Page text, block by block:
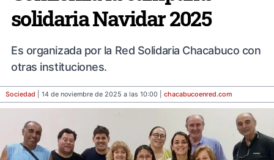
solidaria Navidar 2025
Es organizada por la Red Solidaria Chacabuco con
otras instituciones.
Sociedad | 14 de noviembre de 2025 a las 10:00 | chacabucoenred.com